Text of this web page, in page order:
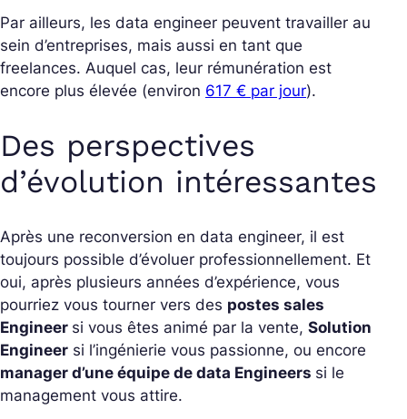
Par ailleurs, les data engineer peuvent travailler au
sein d’entreprises, mais aussi en tant que
freelances. Auquel cas, leur rémunération est
encore plus élevée (environ 617 € par jour).
Des perspectives
d’évolution intéressantes
Après une reconversion en data engineer, il est
toujours possible d’évoluer professionnellement. Et
oui, après plusieurs années d’expérience, vous
pourriez vous tourner vers des postes sales
Engineer si vous êtes animé par la vente, Solution
Engineer si l’ingénierie vous passionne, ou encore
manager d’une équipe de data Engineers si le
management vous attire.